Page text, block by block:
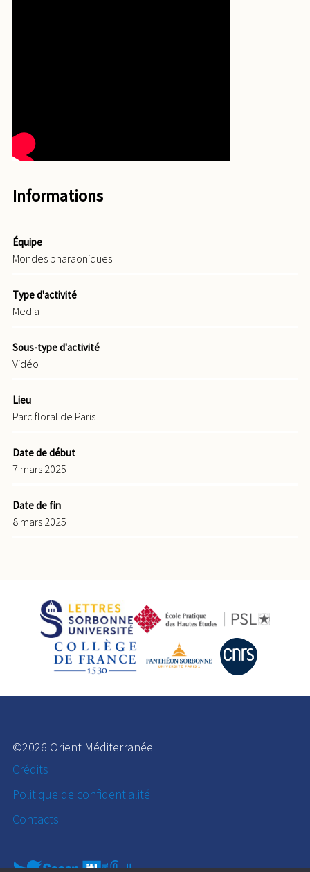
Informations
Équipe
Mondes pharaoniques
Type d'activité
Media
Sous-type d'activité
Vidéo
Lieu
Parc floral de Paris
Date de début
7 mars 2025
Date de fin
8 mars 2025
©2026 Orient Méditerranée
Crédits
Politique de confidentialité
Contacts